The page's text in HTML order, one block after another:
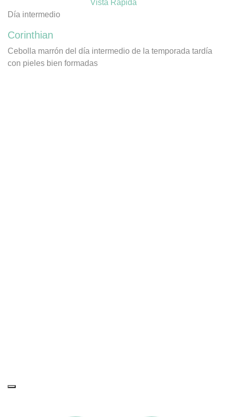
Vista Rápida
Día intermedio
Corinthian
Cebolla marrón del día intermedio de la temporada tardía
con pieles bien formadas